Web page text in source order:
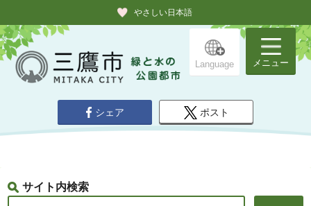
やさしい日本語
Language メニュー
シェア ポスト
サイト内検索